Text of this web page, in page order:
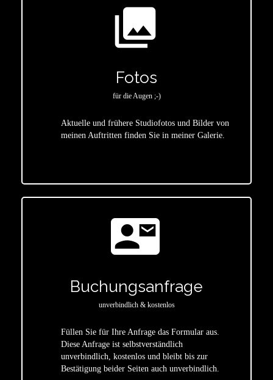
photo_library
Fotos
für die Augen ;-)
Aktuelle und frühere Studiofotos und Bilder von
meinen Auftritten finden Sie in meiner Galerie.
contact_mail
Buchungsanfrage
unverbindlich & kostenlos
Füllen Sie für Ihre Anfrage das Formular aus.
Diese Anfrage ist selbstverständlich
unverbindlich, kostenlos und bleibt bis zur
Bestätigung beider Seiten auch unverbindlich.